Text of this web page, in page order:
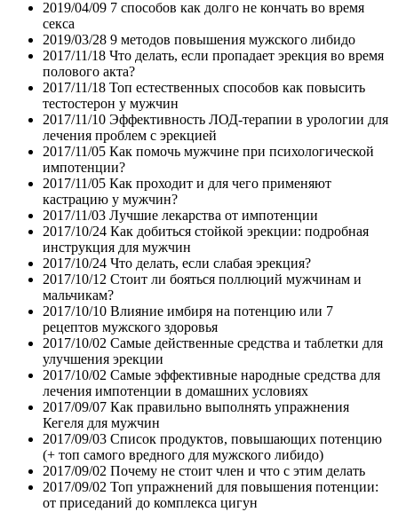
2019/04/09 7 способов как долго не кончать во время
секса
2019/03/28 9 методов повышения мужского либидо
2017/11/18 Что делать, если пропадает эрекция во время
полового акта?
2017/11/18 Топ естественных способов как повысить
тестостерон у мужчин
2017/11/10 Эффективность ЛОД-терапии в урологии для
лечения проблем с эрекцией
2017/11/05 Как помочь мужчине при психологической
импотенции?
2017/11/05 Как проходит и для чего применяют
кастрацию у мужчин?
2017/11/03 Лучшие лекарства от импотенции
2017/10/24 Как добиться стойкой эрекции: подробная
инструкция для мужчин
2017/10/24 Что делать, если слабая эрекция?
2017/10/12 Стоит ли бояться поллюций мужчинам и
мальчикам?
2017/10/10 Влияние имбиря на потенцию или 7
рецептов мужского здоровья
2017/10/02 Самые действенные средства и таблетки для
улучшения эрекции
2017/10/02 Самые эффективные народные средства для
лечения импотенции в домашних условиях
2017/09/07 Как правильно выполнять упражнения
Кегеля для мужчин
2017/09/03 Список продуктов, повышающих потенцию
(+ топ самого вредного для мужского либидо)
2017/09/02 Почему не стоит член и что с этим делать
2017/09/02 Топ упражнений для повышения потенции:
от приседаний до комплекса цигун